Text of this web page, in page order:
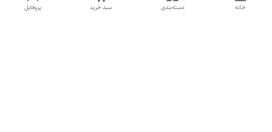
پروفایل سبد خرید دسته‌بندی خانه